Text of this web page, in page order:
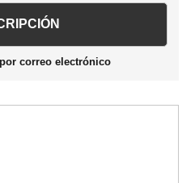
correo electrónico